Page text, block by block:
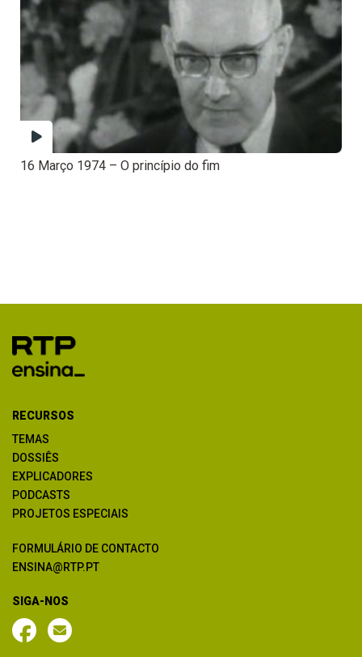
16 Março 1974 – O princípio do fim
RECURSOS
TEMAS
DOSSIÊS
EXPLICADORES
PODCASTS
PROJETOS ESPECIAIS
FORMULÁRIO DE CONTACTO
ENSINA@RTP.PT
SIGA-NOS